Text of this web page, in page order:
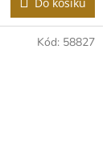
Kód: 58827